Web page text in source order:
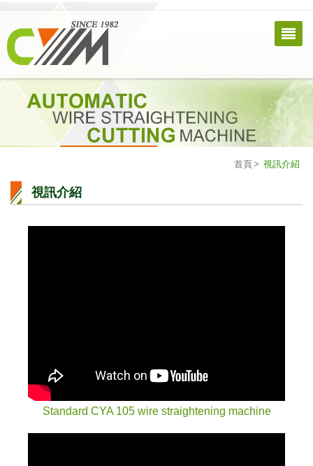
首頁 視訊介紹
視訊介紹
Standard CYA 105 wire straightening machine